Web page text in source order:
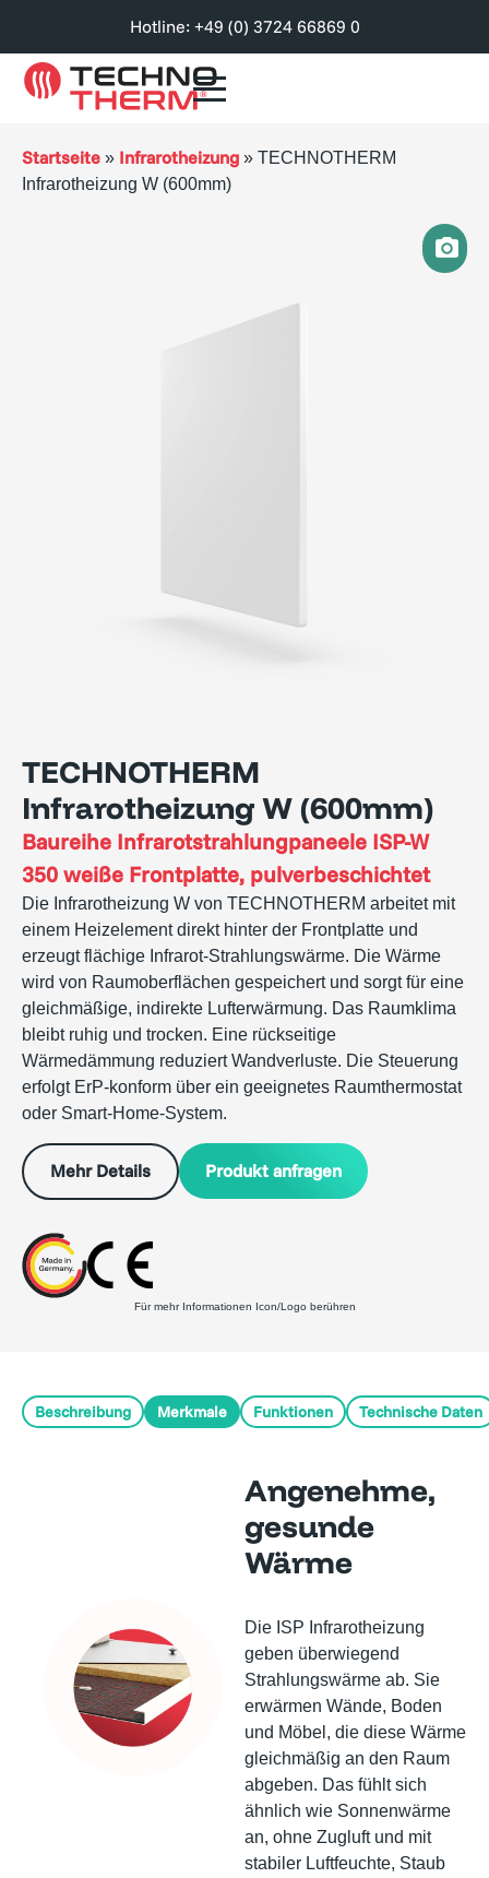
Hotline: +49 (0) 3724 66869 0
Startseite » Infrarotheizung » TECHNOTHERM
Infrarotheizung W (600mm)
TECHNOTHERM
Infrarotheizung W (600mm)
Baureihe Infrarotstrahlungpaneele ISP-W
350 weiße Frontplatte, pulverbeschichtet
Die Infrarotheizung W von TECHNOTHERM arbeitet mit
einem Heizelement direkt hinter der Frontplatte und
erzeugt flächige Infrarot-Strahlungswärme. Die Wärme
wird von Raumoberflächen gespeichert und sorgt für eine
gleichmäßige, indirekte Lufterwärmung. Das Raumklima
bleibt ruhig und trocken. Eine rückseitige
Wärmedämmung reduziert Wandverluste. Die Steuerung
erfolgt ErP-konform über ein geeignetes Raumthermostat
oder Smart-Home-System.
Mehr Details Produkt anfragen
Für mehr Informationen Icon/Logo berühren
Beschreibung Merkmale Funktionen Technische Daten
Angenehme,
gesunde
Wärme
Die ISP Infrarotheizung
geben überwiegend
Strahlungswärme ab. Sie
erwärmen Wände, Boden
und Möbel, die diese Wärme
gleichmäßig an den Raum
abgeben. Das fühlt sich
ähnlich wie Sonnenwärme
an, ohne Zugluft und mit
stabiler Luftfeuchte, Staub